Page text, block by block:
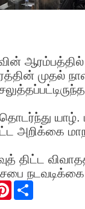
முதல்
யாழ்.
அறிக்கை
திட்ட
சபை
P